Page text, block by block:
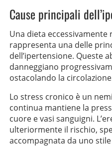
Cause principali
Una dieta eccessivamente
rappresenta una delle
dell’ipertensione. Queste
danneggiano
ostacolando la
Lo stress cronico è un
continua mantiene la
cuore e vasi sanguigni.
ulteriormente il rischio,
accompagnata da uno